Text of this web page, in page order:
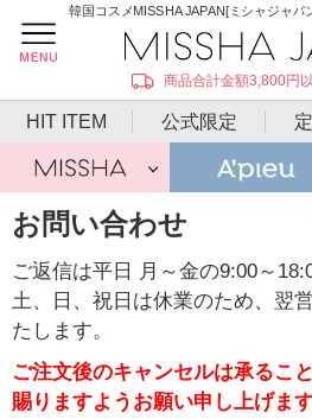
韓国コスメMISSHA JAPAN[ミシャジャパ
商品合計金額3,800円
HIT ITEM 公式限定
お問い合わせ
ご返信は平日 月～金の9:00～
土、日、祝日は休業のため、翌
たします。
ご注文後のキャンセルは承るこ
賜りますようお願い申し上げます